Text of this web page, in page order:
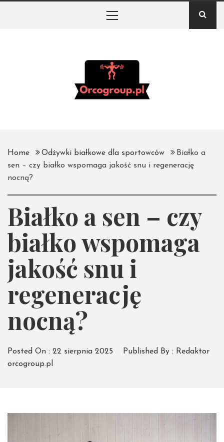
Orco Group – Portal
o białku i odżywkach
Home Odżywki białkowe dla sportowców
Białko a
sen – czy białko wspomaga jakość snu i regenerację
nocną?
Białko a sen – czy
białko wspomaga
jakość snu i
regenerację
nocną?
Posted On : 22 sierpnia 2025 Published By : Redaktor
orcogroup.pl